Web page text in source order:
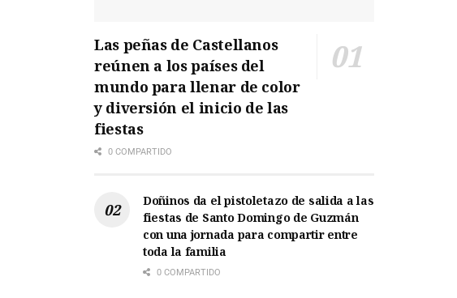
Las peñas de Castellanos
reúnen a los países del
mundo para llenar de color
y diversión el inicio de las
fiestas
0 COMPARTIDO
Doñinos da el pistoletazo de salida a las
fiestas de Santo Domingo de Guzmán
con una jornada para compartir entre
toda la familia
0 COMPARTIDO